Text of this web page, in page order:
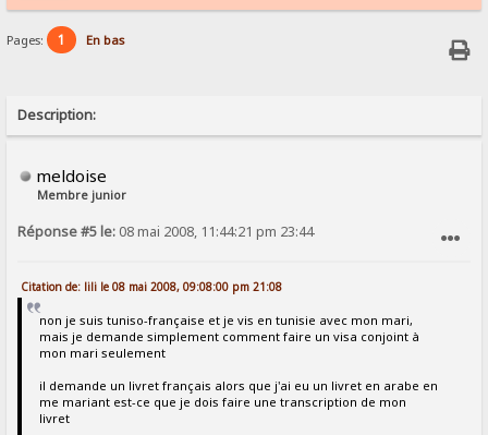
Pages: 1 En bas
Description:
meldoise
Membre junior
Réponse #5 le: 08 mai 2008, 11:44:21 pm 23:44
Citation de: lili le 08 mai 2008, 09:08:00 pm 21:08
non je suis tuniso-française et je vis en tunisie avec mon mari,
mais je demande simplement comment faire un visa conjoint à
mon mari seulement
il demande un livret français alors que j'ai eu un livret en arabe en
me mariant est-ce que je dois faire une transcription de mon
livret